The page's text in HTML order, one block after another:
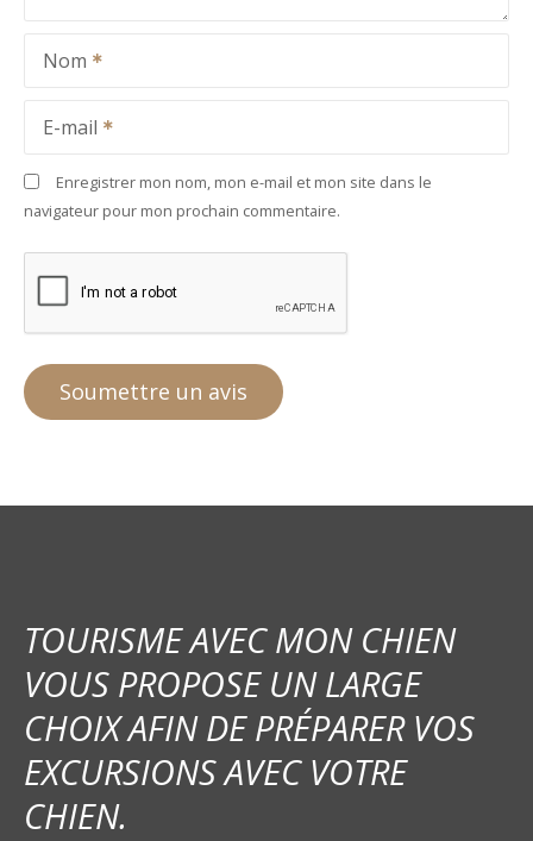
Nom
E-mail
Enregistrer mon nom, mon e-mail et mon site dans le
navigateur pour mon prochain commentaire.
TOURISME AVEC MON CHIEN
VOUS PROPOSE UN LARGE
CHOIX AFIN DE PRÉPARER VOS
EXCURSIONS AVEC VOTRE
CHIEN.